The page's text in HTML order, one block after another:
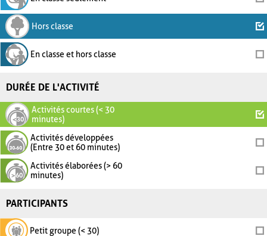
Hors classe
En classe et hors classe
DURÉE DE L'ACTIVITÉ
Activités courtes (< 30
minutes)
Activités développées
(Entre 30 et 60 minutes)
Activités élaborées (> 60
minutes)
PARTICIPANTS
Petit groupe (< 30)